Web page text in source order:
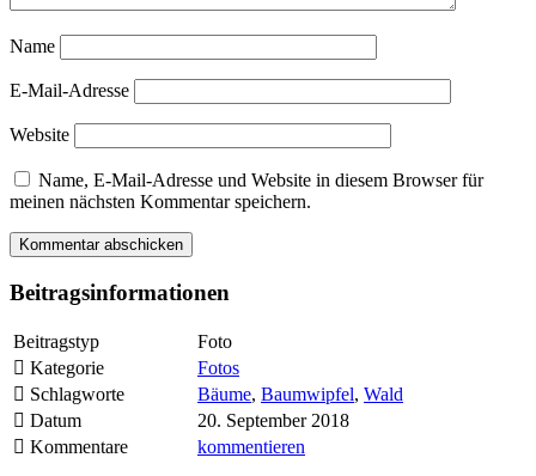
Name
E-Mail-Adresse
Website
Name, E-Mail-Adresse und Website in diesem Browser für
meinen nächsten Kommentar speichern.
Beitragsinformationen
Beitragstyp
Foto
Kategorie
Fotos
Schlagworte
Bäume, Baumwipfel, Wald
Datum
20. September 2018
Kommentare
kommentieren